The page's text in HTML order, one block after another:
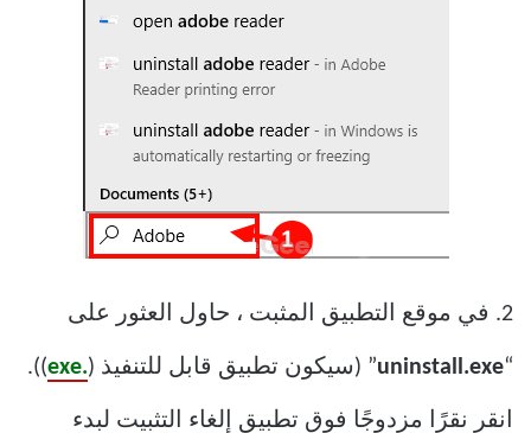
2. في موقع التطبيق المثبت ، حاول العثور على
“
uninstall.exe” (سيكون تطبيق قابل للتنفيذ (.exe
)).
انقر نقرًا مزدوجًا فوق تطبيق إلغاء التثبيت لبدء